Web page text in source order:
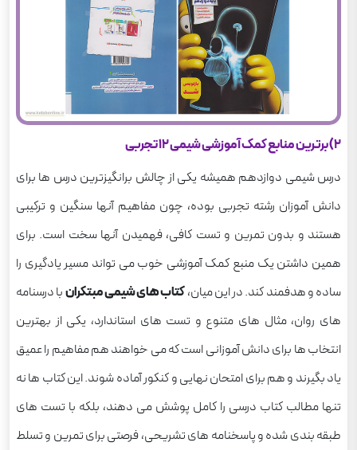
2) برترین منابع کمک آموزشی شیمی 12 تجربی
درس شیمی دوازدهم همیشه یکی از چالش برانگیزترین درس ها برای
دانش آموزان رشته تجربی بوده، چون مفاهیم آنها سنگین و ترکیبی
هستند و بدون تمرین و تست کافی، فهمیدن آنها سخت است. برای
همین داشتن یک منبع کمک آموزشی خوب می تواند مسیر یادگیری را
ساده و هدفمند کند. در این میان،کتاب های شیمی مبتکرانبا درسنامه
های روان، مثال های متنوع و تست های استاندارد، یکی از بهترین
انتخاب ها برای دانش آموزانی است که می خواهند هم مفاهیم را عمیق
یاد بگیرند و هم برای امتحان نهایی و کنکور آماده شوند. این کتاب ها نه
تنها مطالب کتاب درسی را کامل پوشش می دهند، بلکه با تست های
طبقه بندی شده و پاسخنامه های تشریحی، فرصتی برای تمرین و تسلط